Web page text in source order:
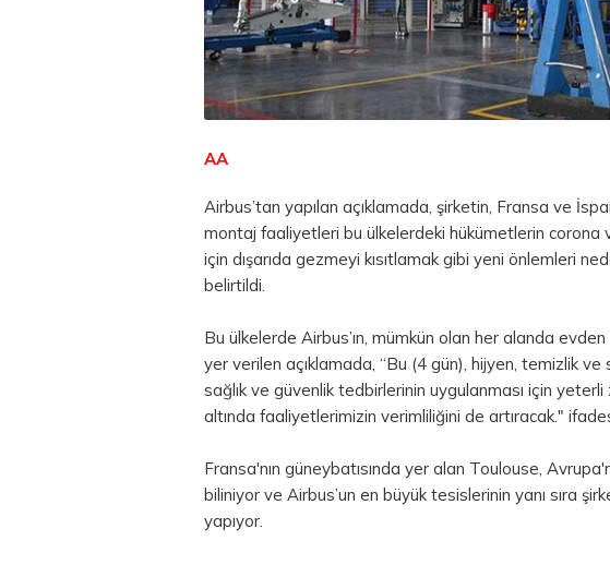
AA
Airbus’tan yapılan açıklamada, şirketin, Fransa ve
montaj faaliyetleri bu ülkelerdeki hükümetlerin corona
için dışarıda gezmeyi kısıtlamak gibi yeni önlemleri
belirtildi.
Bu ülkelerde Airbus’ın, mümkün olan her alanda
yer verilen açıklamada, “Bu (4 gün), hijyen, temizlik ve
sağlık ve güvenlik tedbirlerinin uygulanması için
altında faaliyetlerimizin verimliliğini de artıracak."
Fransa'nın güneybatısında yer alan Toulouse,
biliniyor ve Airbus’un en büyük tesislerinin yanı sıra
yapıyor.